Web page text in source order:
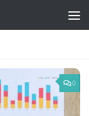
0